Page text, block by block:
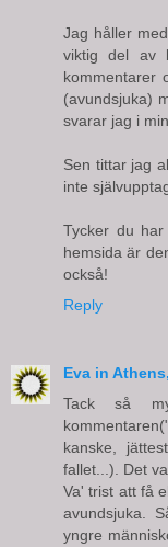
Jag håller
viktig del av
kommentarer
(avundsjuka)
svarar jag i
Sen tittar jag
inte
Tycker du
hemsida är
också!
Reply
Eva in
Tack så
kanske,
fallet...). Det
Va' trist att få
avundsjuka.
yngre